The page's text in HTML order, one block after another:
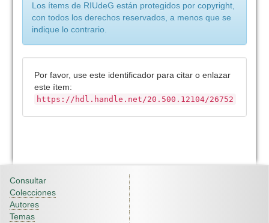
Los ítems de RIUdeG están protegidos por copyright,
con todos los derechos reservados, a menos que se
indique lo contrario.
Por favor, use este identificador para citar o enlazar
este ítem:
https://hdl.handle.net/20.500.12104/26752
Consultar
Colecciones
Autores
Temas